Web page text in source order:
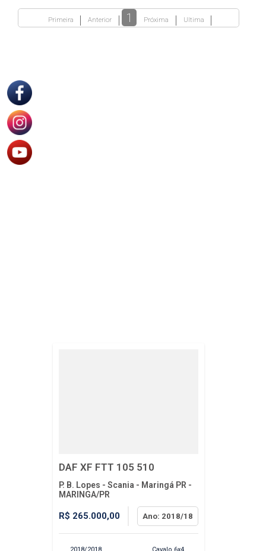
Primeira Anterior 1 Próxima Ultima
DAF XF FTT 105 510
P. B. Lopes - Scania - Maringá PR -
MARINGA/PR
R$ 265.000,00 Ano: 2018/18
2018/2018 Cavalo 6x4